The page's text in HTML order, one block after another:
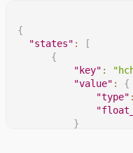
{
"states" :
[
{
"key" :
"value" :
{
"type" :
}